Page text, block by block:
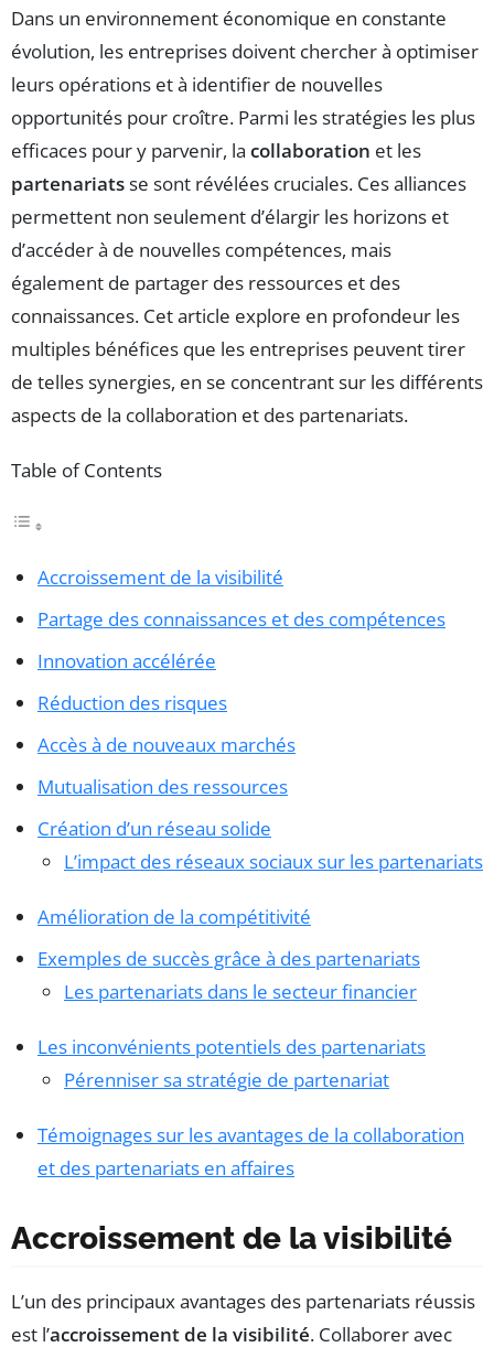
Dans un environnement économique en constante
évolution, les entreprises doivent chercher à optimiser
leurs opérations et à identifier de nouvelles
opportunités pour croître. Parmi les stratégies les plus
efficaces pour y parvenir, la collaboration et les
partenariatsse sont révélées cruciales. Ces alliances
permettent non seulement d’élargir les horizons et
d’accéder à de nouvelles compétences, mais
également de partager des ressources et des
connaissances. Cet article explore en profondeur les
multiples bénéfices que les entreprises peuvent tirer
de telles synergies, en se concentrant sur les différents
aspects de la collaboration et des partenariats.
Table of Contents
Accroissement de la visibilité
Partage des connaissances et des compétences
Innovation accélérée
Réduction des risques
Accès à de nouveaux marchés
Mutualisation des ressources
Création d’un réseau solide
L’impact des réseaux sociaux sur les partenariats
Amélioration de la compétitivité
Exemples de succès grâce à des partenariats
Les partenariats dans le secteur financier
Les inconvénients potentiels des partenariats
Pérenniser sa stratégie de partenariat
Témoignages sur les avantages de la collaboration
et des partenariats en affaires
Accroissement de la visibilité
L’un des principaux avantages des partenariats réussis
est l’accroissement de la visibilité. Collaborer avec